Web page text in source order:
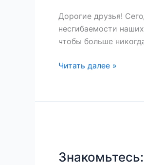
Дорогие друзья!
несгибаемости
чтобы больше
Читать далее »
партнёры.